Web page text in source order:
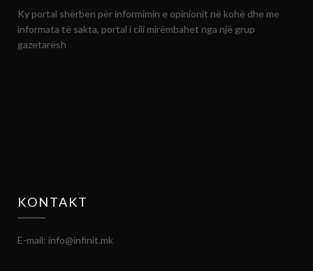
Ky portal shërben për informimin e opinionit në kohë dhe me
informata të sakta, portal i cili mirëmbahet nga një grup
gazetarësh
KONTAKT
E-mail: info@infinit.mk